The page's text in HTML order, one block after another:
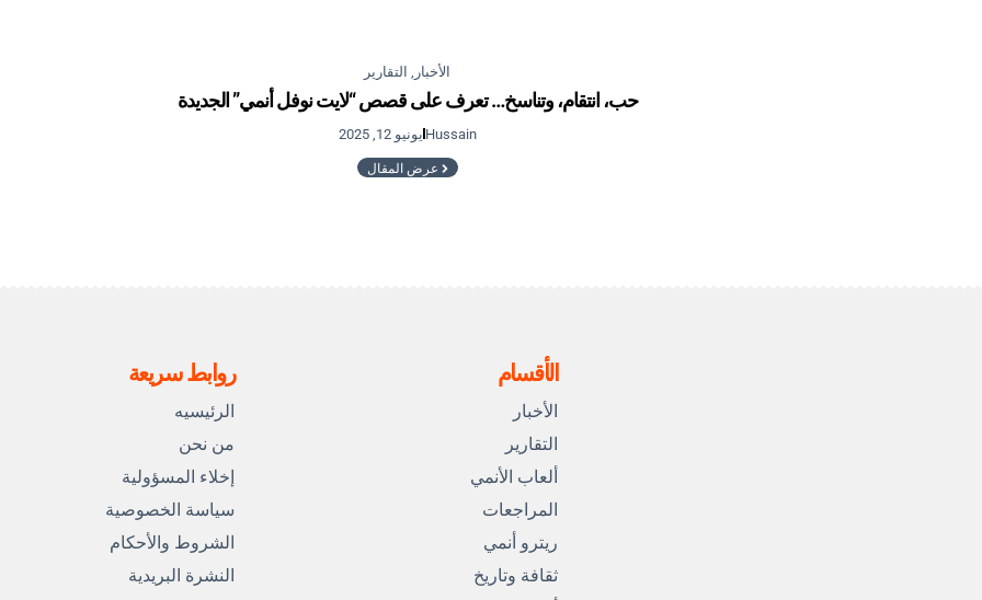
الأخبار التقارير
حب، انتقام، وتناسخ… تعرف على قصص “لايت نوفل أنمي” الجديدة
Hussainيونيو 12, 2025
عرض المقال
الأقسام
الأخبار
التقارير
ألعاب الأنمي
المراجعات
ريترو أنمي
ثقافة وتاريخ
روابط سريعة
الرئيسيه
من نحن
إخلاء المسؤولية
سياسة الخصوصية
الشروط والأحكام
النشرة البريدية